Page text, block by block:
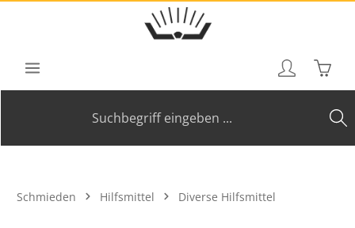
Zum Hauptinhalt springen
Schmieden Hilfsmittel Diverse Hilfsmittel